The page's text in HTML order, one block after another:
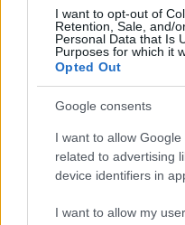
I want to opt-out of
Retention, Sale, and/
Personal Data that Is
Purposes for which it
Opted Out
Google consents
I want to allow
related to advertising
device identifiers in
I want to allow my
F
a
ce
b
o
o
T
w
it
te
r
Pi
n
te
re
st
p
NOTIZIE RECENTI